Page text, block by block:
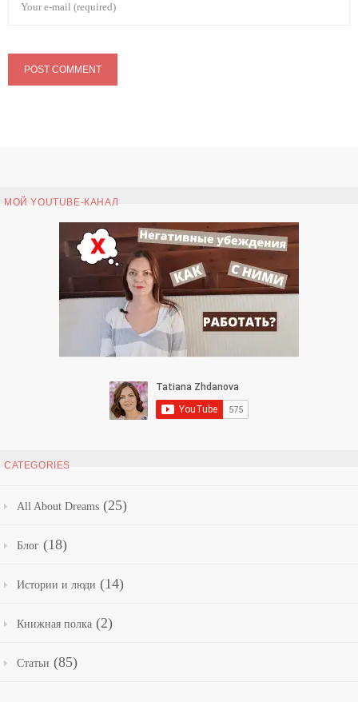
МОЙ YOUTUBE-КАНАЛ
CATEGORIES
All About Dreams (25)
Блог (18)
Истории и люди (14)
Книжная полка (2)
Статьи (85)